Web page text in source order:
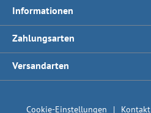
Informationen
Zahlungsarten
Versandarten
Cookie-Einstellungen Kontakt